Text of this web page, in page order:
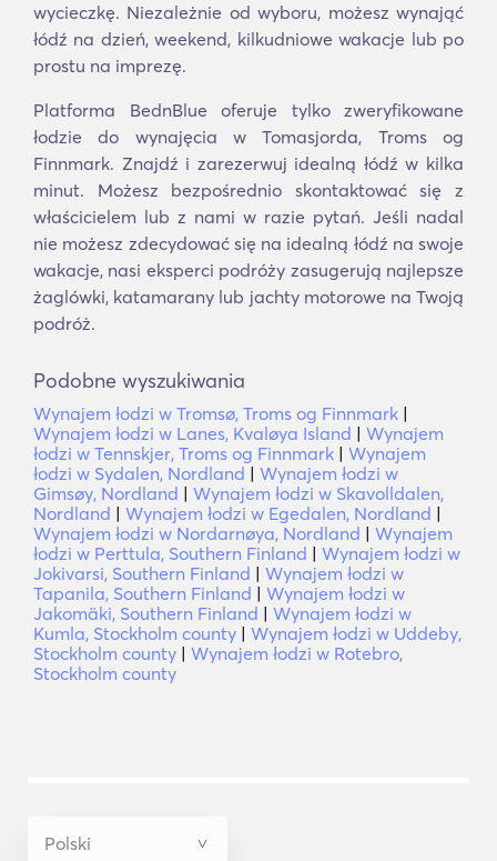
wycieczkę. Niezależnie od wyboru, możesz wynająć
łódź na dzień, weekend, kilkudniowe wakacje lub po
prostu na imprezę.
Platforma BednBlue oferuje tylko zweryfikowane
łodzie do wynajęcia w Tomasjorda, Troms og
Finnmark. Znajdź i zarezerwuj idealną łódź w kilka
minut. Możesz bezpośrednio skontaktować się z
właścicielem lub z nami w razie pytań. Jeśli nadal
nie możesz zdecydować się na idealną łódź na swoje
wakacje, nasi eksperci podróży zasugerują najlepsze
żaglówki, katamarany lub jachty motorowe na Twoją
podróż.
Podobne wyszukiwania
Wynajem łodzi w Tromsø, Troms og Finnmark |
Wynajem łodzi w Lanes, Kvaløya Island | Wynajem
łodzi w Tennskjer, Troms og Finnmark | Wynajem
łodzi w Sydalen, Nordland | Wynajem łodzi w
Gimsøy, Nordland | Wynajem łodzi w Skavolldalen,
Nordland | Wynajem łodzi w Egedalen, Nordland |
Wynajem łodzi w Nordarnøya, Nordland | Wynajem
łodzi w Perttula, Southern Finland | Wynajem łodzi w
Jokivarsi, Southern Finland | Wynajem łodzi w
Tapanila, Southern Finland | Wynajem łodzi w
Jakomäki, Southern Finland | Wynajem łodzi w
Kumla, Stockholm county | Wynajem łodzi w Uddeby,
Stockholm county | Wynajem łodzi w Rotebro,
Stockholm county